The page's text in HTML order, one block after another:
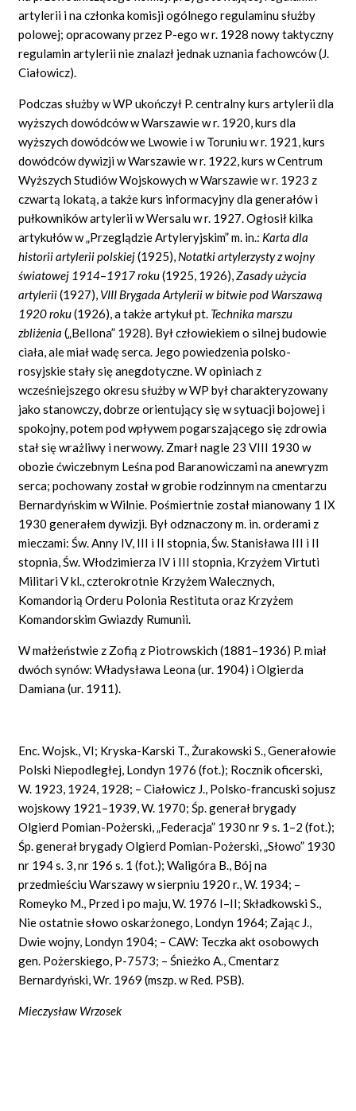
artylerii i na członka komisji ogólnego regulaminu służby
polowej; opracowany przez P-ego w r. 1928 nowy taktyczny
regulamin artylerii nie znalazł jednak uznania fachowców (J.
Ciałowicz).
Podczas służby w WP ukończył P. centralny kurs artylerii dla
wyższych dowódców w Warszawie w r. 1920, kurs dla
wyższych dowódców we Lwowie i w Toruniu w r. 1921, kurs
dowódców dywizji w Warszawie w r. 1922, kurs w Centrum
Wyższych Studiów Wojskowych w Warszawie w r. 1923 z
czwartą lokatą, a także kurs informacyjny dla generałów i
pułkowników artylerii w Wersalu w r. 1927. Ogłosił kilka
artykułów w „Przeglądzie Artyleryjskim” m. in.: Karta dla
historii artylerii polskiej(1925), Notatki artylerzysty z wojny
światowej 1914–1917 roku(1925, 1926),Zasady użycia
artylerii(1927), VIII Brygada Artylerii w bitwie pod Warszawą
1920 roku(1926), a także artykuł pt. Technika marszu
zbliżenia(„Bellona” 1928). Był człowiekiem o silnej budowie
ciała, ale miał wadę serca. Jego powiedzenia polsko-
rosyjskie stały się anegdotyczne. W opiniach z
wcześniejszego okresu służby w WP był charakteryzowany
jako stanowczy, dobrze orientujący się w sytuacji bojowej i
spokojny, potem pod wpływem pogarszającego się zdrowia
stał się wrażliwy i nerwowy. Zmarł nagle 23 VIII 1930 w
obozie ćwiczebnym Leśna pod Baranowiczami na anewryzm
serca; pochowany został w grobie rodzinnym na cmentarzu
Bernardyńskim w Wilnie. Pośmiertnie został mianowany 1 IX
1930 generałem dywizji. Był odznaczony m. in. orderami z
mieczami: Św. Anny IV, III i II stopnia, Św. Stanisława III i II
stopnia, Św. Włodzimierza IV i III stopnia, Krzyżem Virtuti
Militari V kl., czterokrotnie Krzyżem Walecznych,
Komandorią Orderu Polonia Restituta oraz Krzyżem
Komandorskim Gwiazdy Rumunii.
W małżeństwie z Zofią z Piotrowskich (1881–1936) P. miał
dwóch synów: Władysława Leona (ur. 1904) i Olgierda
Damiana (ur. 1911).
Enc. Wojsk., VI; Kryska-Karski T., Żurakowski S., Generałowie
Polski Niepodległej, Londyn 1976 (fot.); Rocznik oficerski,
W. 1923, 1924, 1928; – Ciałowicz J., Polsko-francuski sojusz
wojskowy 1921–1939, W. 1970; Śp. generał brygady
Olgierd Pomian-Pożerski, „Federacja” 1930 nr 9 s. 1–2 (fot.);
Śp. generał brygady Olgierd Pomian-Pożerski, „Słowo” 1930
nr 194 s. 3, nr 196 s. 1 (fot.); Waligóra B., Bój na
przedmieściu Warszawy w sierpniu 1920 r., W. 1934; –
Romeyko M., Przed i po maju, W. 1976 I–II; Składkowski S.,
Nie ostatnie słowo oskarżonego, Londyn 1964; Zając J.,
Dwie wojny, Londyn 1904; – CAW: Teczka akt osobowych
gen. Pożerskiego, P-7573; – Śnieżko A., Cmentarz
Bernardyński, Wr. 1969 (mszp. w Red. PSB).
Mieczysław Wrzosek